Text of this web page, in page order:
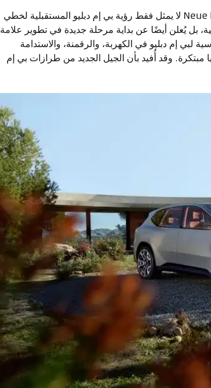
إطلاق بي إم دبليو فيجن Neue Klasse وبي إم دبليو فيجن Neue Klasse X لا يمثل فقط رؤية بي إم دبليو المستقبلية لخطي
بل يُعلن أيضًا عن بداية مرحلة جديدة في تطوير علامة
لبي إم دبليو في الكهربة، والرقمنة، والاستدامة
مبتكرة. وقد أُفيد بأن الجيل الجديد من طرازات بي إم